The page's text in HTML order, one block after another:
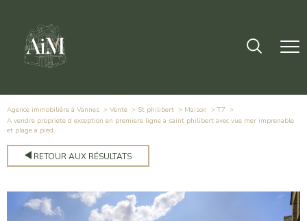
Agence immobilière à Vannes Vente St philibert Maison
T7
a vendre propriete d exception en premiere ligne a saint philibert avec vue mer imprenable
et plage a pied
RETOUR AUX RÉSULTATS